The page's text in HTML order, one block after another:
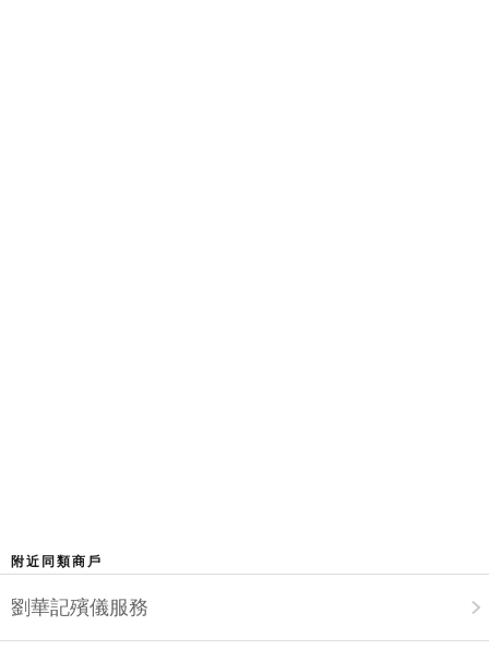
附近同類商戶
劉華記殯儀服務